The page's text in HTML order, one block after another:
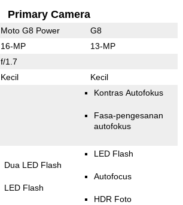
Primary Camera
Moto G8 Power G8
16-MP 13-MP
f/1.7
Kecil Kecil
Kontras Autofokus
Fasa-pengesanan
autofokus
Dua LED Flash
LED Flash
LED Flash
Autofocus
HDR Foto